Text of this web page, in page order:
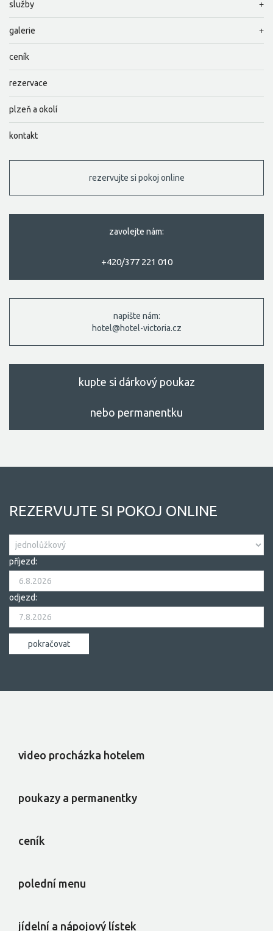
služby
galerie
ceník
rezervace
plzeň a okolí
kontakt
rezervujte si pokoj online
zavolejte nám:
+420/377 221 010
napište nám:
hotel@hotel-victoria.cz
kupte si dárkový poukaz
nebo permanentku
REZERVUJTE SI POKOJ ONLINE
příjezd:
odjezd:
video procházka hotelem
poukazy a permanentky
ceník
polední menu
jídelní a nápojový lístek